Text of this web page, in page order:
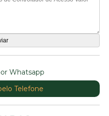
Whatsapp
Telefone